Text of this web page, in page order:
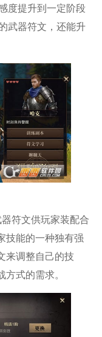
度提升到一定阶段
武器符文，还能升
符文供玩家装配合
技能的一种独有强
来调整自己的技
式的需求。